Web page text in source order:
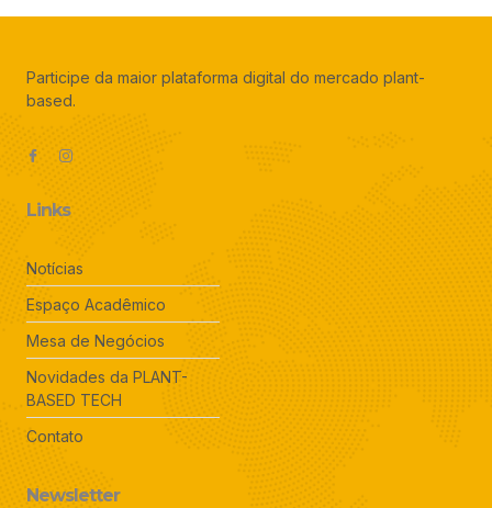
Participe da maior plataforma digital do mercado plant-
based.
Links
Notícias
Espaço Acadêmico
Mesa de Negócios
Novidades da PLANT-
BASED TECH
Contato
Newsletter